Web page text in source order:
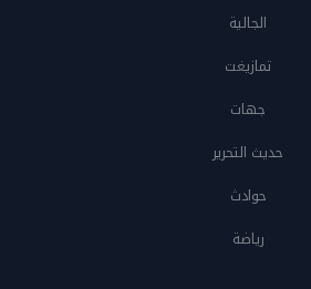
الجالية
تمازيغت
جهات
حديث التحرير
حوادث
رياضة